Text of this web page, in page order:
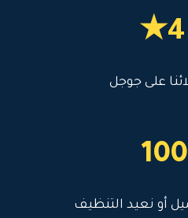
على جوجل
أو نعيد التنظيف